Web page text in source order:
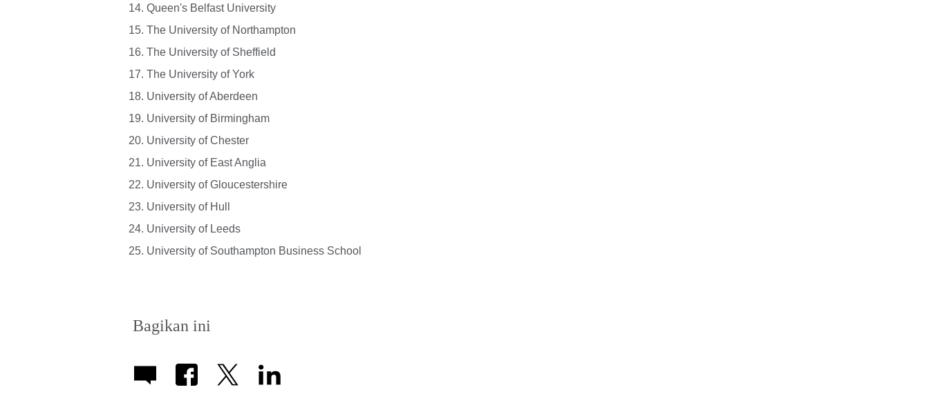
Queen's Belfast University
The University of Northampton
The University of Sheffield
The University of York
University of Aberdeen
University of Birmingham
University of Chester
University of East Anglia
University of Gloucestershire
University of Hull
University of Leeds
University of Southampton Business School
Bagikan ini